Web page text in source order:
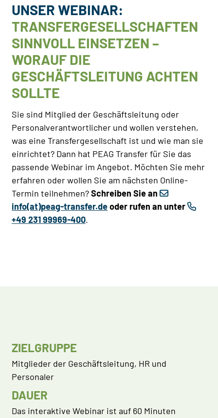
UNSER WEBINAR:
TRANSFERGESELLSCHAFTEN
SINNVOLL EINSETZEN –
WORAUF DIE
GESCHÄFTSLEITUNG ACHTEN
SOLLTE
Sie sind Mitglied der Geschäftsleitung oder
Personalverantwortlicher und wollen verstehen,
was eine Transfergesellschaft ist und wie man sie
einrichtet? Dann hat PEAG Transfer für Sie das
passende Webinar im Angebot. Möchten Sie mehr
erfahren oder wollen Sie am nächsten Online-
Termin teilnehmen?Schreiben Sie an
info(at)peag-transfer.deoder rufen an unter
+49 231 99969-400.
ZIELGRUPPE
Mitglieder der Geschäftsleitung, HR und
Personaler
DAUER
Das interaktive Webinar ist auf 60 Minuten